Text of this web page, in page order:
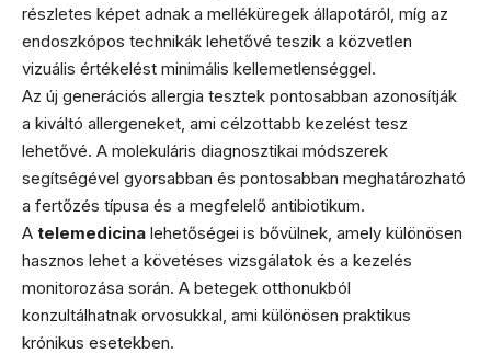
részletes képet adnak a melléküregek állapotáról, míg az
endoszkópos technikák lehetővé teszik a közvetlen
vizuális értékelést minimális kellemetlenséggel.
Az új generációs allergia tesztek pontosabban azonosítják
a kiváltó allergeneket, ami célzottabb kezelést tesz
lehetővé. A molekuláris diagnosztikai módszerek
segítségével gyorsabban és pontosabban meghatározható
a fertőzés típusa és a megfelelő antibiotikum.
A telemedicina lehetőségei is bővülnek, amely különösen
hasznos lehet a követéses vizsgálatok és a kezelés
monitorozása során. A betegek otthonukból
konzultálhatnak orvosukkal, ami különösen praktikus
krónikus esetekben.